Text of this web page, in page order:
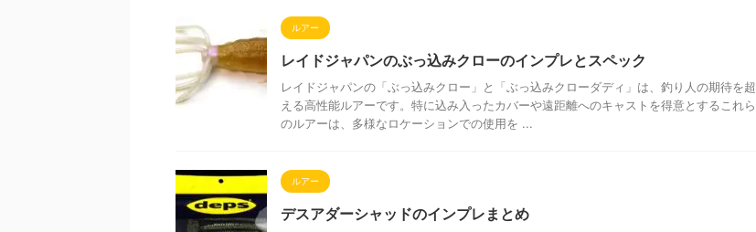
ルアー
レイドジャパンのぶっ込みクローのインプレとスペック
レイドジャパンの「ぶっ込みクロー」と「ぶっ込みクローダディ」は、釣り人の期待を超
える高性能ルアーです。特に込み入ったカバーや遠距離へのキャストを得意とするこれら
のルアーは、多様なロケーションでの使用を ...
ルアー
デスアダーシャッドのインプレまとめ